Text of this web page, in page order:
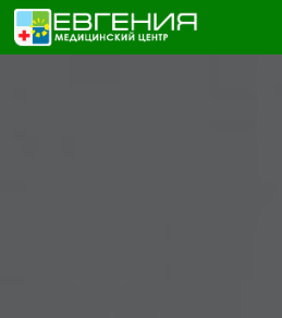
Skip to content